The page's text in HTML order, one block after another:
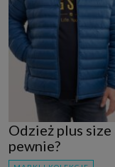
Odzież plus
pewnie?